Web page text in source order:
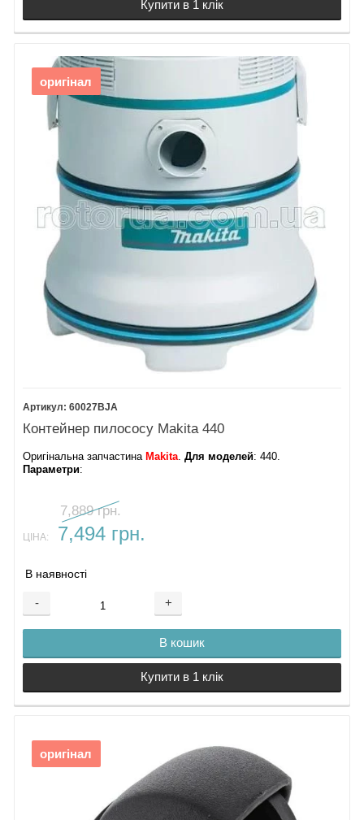
Купити в 1 клік
оригінал
60027BJA
Контейнер пилососу Makita 440
Оригінальна запчастина Makita.Для моделей: 440.
Параметри:
7,889 грн.
ЦІНА: 7,494 грн.
В наявності
- +
В кошик
Купити в 1 клік
оригінал